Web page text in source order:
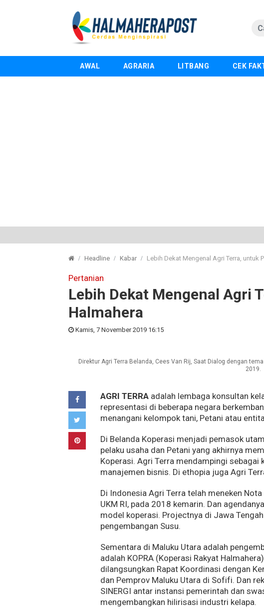
AWAL AGRARIA LITBANG CEK
Headline Kabar Lebih Dekat Mengenal Agri Terra, untuk
Pertanian
Lebih Dekat Mengenal Agri
Halmahera
Kamis, 7 November 2019 16:15
Direktur Agri Terra Belanda, Cees Van Rij, Saat Dialog dengan
2019.
AGRI TERRA adalah lembaga konsultan
representasi di beberapa negara
menangani kelompok tani, Petani atau
Di Belanda Koperasi menjadi pemasok
pelaku usaha dan Petani yang akhirnya
Koperasi. Agri Terra mendampingi sebagai
manajemen bisnis. Di ethopia juga Agri
Di Indonesia Agri Terra telah meneken
UKM RI, pada 2018 kemarin. Dan
model koperasi. Projectnya di Jawa
pengembangan Susu.
Sementara di Maluku Utara adalah
adalah KOPRA (Koperasi Rakyat
dilangsungkan Rapat Koordinasi dengan
dan Pemprov Maluku Utara di Sofifi. Dan
SINERGI antar instansi pemerintah dan
mengembangkan hilirisasi industri kelapa.